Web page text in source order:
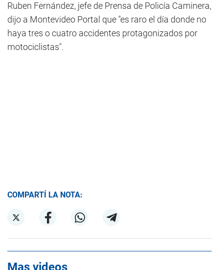
Ruben Fernández, jefe de Prensa de Policía Caminera,
dijo a Montevideo Portal que "es raro el día donde no
haya tres o cuatro accidentes protagonizados por
motociclistas".
COMPARTÍ LA NOTA:
Mas videos